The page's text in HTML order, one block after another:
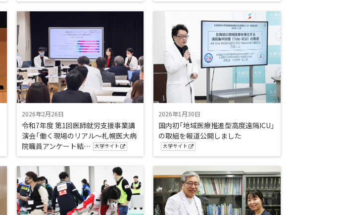
2026年2月26日
令和7年度 第1回医師就労支援事業講
演会「働く現場のリアル～札幌医大病
院職員アンケート結…
大学サイト
2026年1月30日
国内初「地域医療推進型高度遠隔ICU」
の取組を報道公開しました
大学サイト